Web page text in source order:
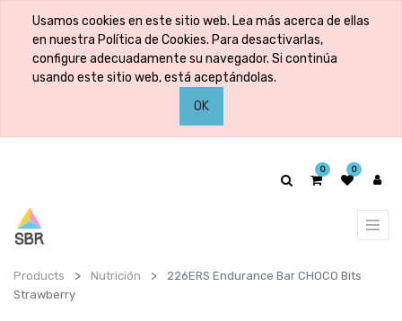
Usamos cookies en este sitio web. Lea más acerca de ellas
en nuestra Política de Cookies. Para desactivarlas,
configure adecuadamente su navegador. Si continúa
usando este sitio web, está aceptándolas.
OK
0 0
Products Nutrición
226ERS Endurance Bar CHOCO Bits
Strawberry